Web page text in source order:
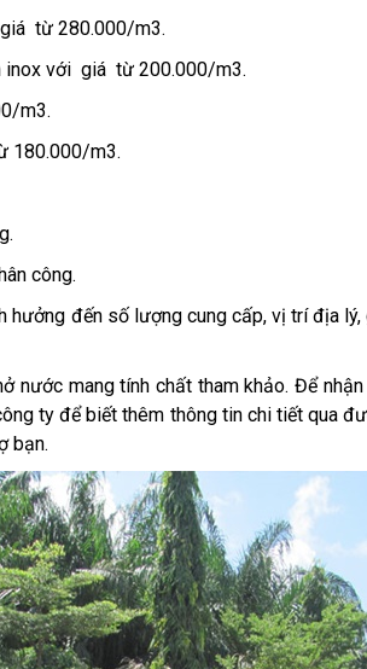
từ 280.000/m3.
inox với giá từ 200.000/m3.
m3.
180.000/m3.
công.
đến số lượng cung cấp, vị trí địa
nước mang tính chất tham khảo. Để
ty để biết thêm thông tin chi tiết qua
bạn.